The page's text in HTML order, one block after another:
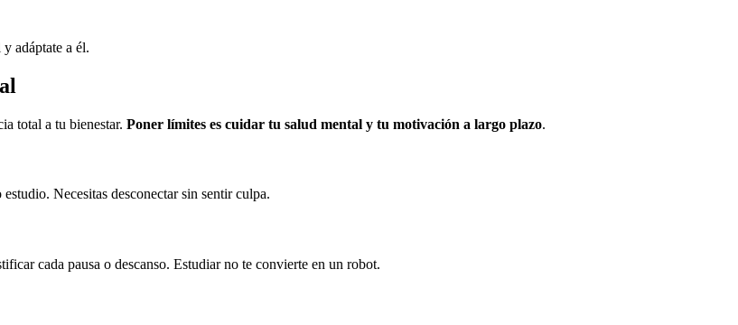
adáptate a él.
total a tu bienestar. Poner límites es cuidar tu salud mental y tu motivación a largo plazo.
Necesitas desconectar sin sentir culpa.
cada pausa o descanso. Estudiar no te convierte en un robot.